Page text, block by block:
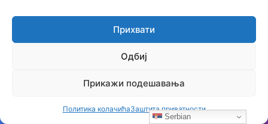
Прихвати
Одбиј
Прикажи подешавања
Политика колачићаЗаштита приватности
Serbian